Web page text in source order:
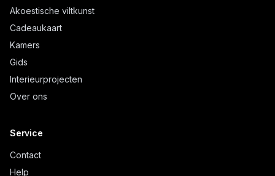
Akoestische viltkunst
Cadeaukaart
Kamers
Gids
Interieurprojecten
Over ons
Service
Contact
Help